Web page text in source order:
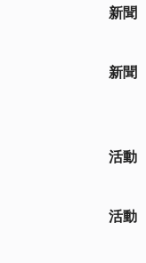
新聞
新聞
活動
活動